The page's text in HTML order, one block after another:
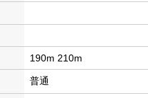
190m 210m
普通